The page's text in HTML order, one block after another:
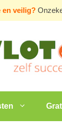
en veilig?